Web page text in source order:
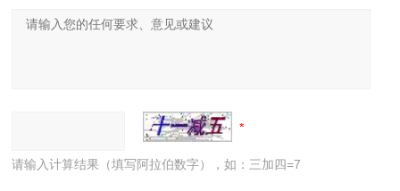
请输入计算结果（填写阿拉伯数字），如：三加四=7